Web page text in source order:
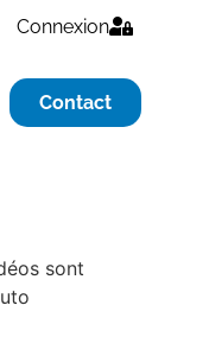
Connexion
Contact
sont